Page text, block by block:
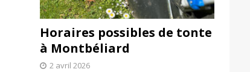
Horaires possibles de tonte
à Montbéliard
2 avril 2026